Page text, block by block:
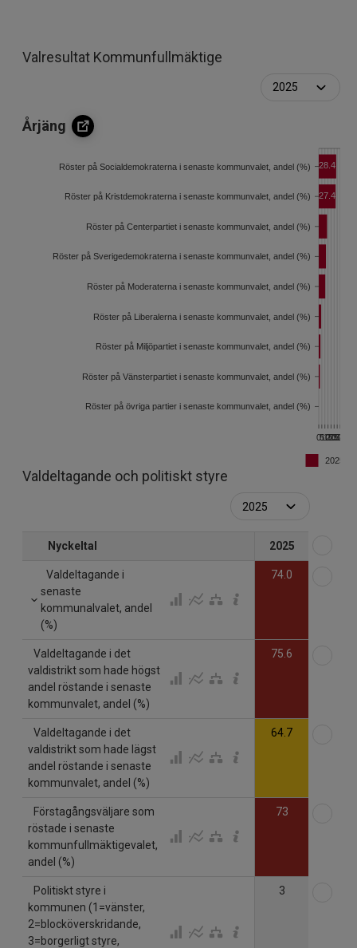
Valresultat Kommunfullmäktige
Årjäng
05
10
15
20
25
30
35
Röster på övriga partier i senaste kommunvalet, andel (%)
Röster på Vänsterpartiet i senaste kommunvalet, andel (%)
Röster på Miljöpartiet i senaste kommunvalet, andel (%)
Röster på Liberalerna i senaste kommunvalet, andel (%)
Röster på Moderaterna i senaste kommunvalet, andel (%)
Röster på Sverigedemokraterna i senaste kommunvalet, andel (%)
Röster på Centerpartiet i senaste kommunvalet, andel (%)
Röster på Kristdemokraterna i senaste kommunvalet, andel (%)
Röster på Socialdemokraterna i senaste kommunvalet, andel (%)
27.4
28.4
2025
Valdeltagande och politiskt styre
Nyckeltal 2025
Valdeltagande i
senaste
kommunalvalet, andel
(%)
74.0
Valdeltagande i det
valdistrikt som hade högst
andel röstande i senaste
kommunvalet, andel (%)
75.6
Valdeltagande i det
valdistrikt som hade lägst
andel röstande i senaste
kommunvalet, andel (%)
64.7
Förstagångsväljare som
röstade i senaste
kommunfullmäktigevalet,
andel (%)
73
Politiskt styre i
kommunen (1=vänster,
2=blocköverskridande,
3=borgerligt styre,
3